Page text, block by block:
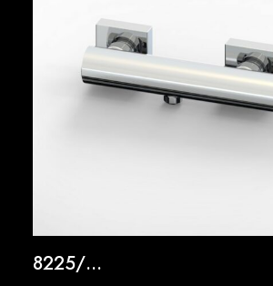
8225/…